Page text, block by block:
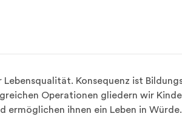
Konsequenz ist
Operationen gliedern wir
ermöglichen ihnen ein Leben in Würde.